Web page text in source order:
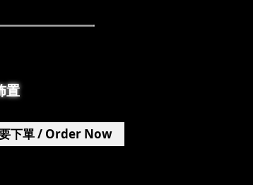
置
下單 / Order Now